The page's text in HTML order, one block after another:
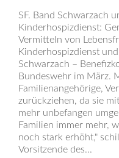
SF. Band Schwarzach
Kinderhospizdienst:
Vermitteln von
Kinderhospizdienst
Schwarzach –
Bundeswehr im März.
Familienangehörige,
zurückziehen, da sie
mehr unbefangen
Familien immer mehr,
noch stark erhöht,"
Vorsitzende des...